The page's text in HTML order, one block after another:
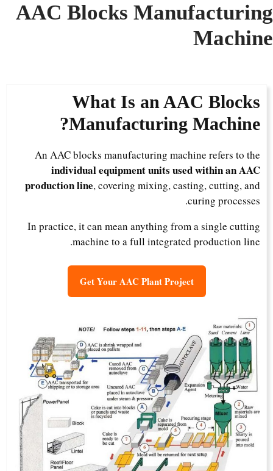
AAC Blocks
What Is an AAC Blocks
Manufacturing Machine?
An AAC blocks manufacturing machine refers to the
individual equipment units used within an AAC
production line, covering mixing, casting, cutting, and
curing processes.
In practice, it can mean anything from a single cutting
machine to a full integrated production line.
Get Your AAC Plant Project